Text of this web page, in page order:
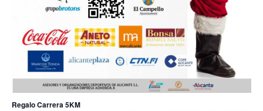
Regalo Carrera 5KM